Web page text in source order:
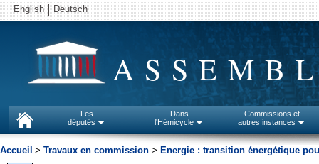
English Deutsch
Les
députés
Dans
l'Hémicycle
Commissions et
autres instances
Accueil > Travaux en commission > Energie : transition énergétique